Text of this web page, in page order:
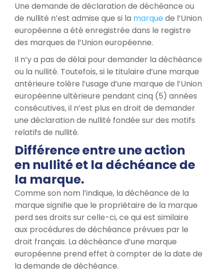
Une demande de déclaration de déchéance ou
de nullité n’est admise que si la marquede l’Union
européenne a été enregistrée dans le registre
des marques de l’Union européenne.
Il n’y a pas de délai pour demander la déchéance
ou la nullité. Toutefois, si le titulaire d’une marque
antérieure tolère l’usage d’une marque de l’Union
européenne ultérieure pendant cinq (5) années
consécutives, il n’est plus en droit de demander
une déclaration de nullité fondée sur des motifs
relatifs de nullité.
Différence entre une action
en nullité et la déchéance de
la marque.
Comme son nom l’indique, la déchéance de la
marque signifie que le propriétaire de la marque
perd ses droits sur celle-ci, ce qui est similaire
aux procédures de déchéance prévues par le
droit français. La déchéance d’une marque
européenne prend effet à compter de la date de
la demande de déchéance.